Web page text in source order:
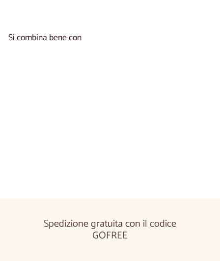
Si combina bene con
Spedizione gratuita con il codice
GOFREE